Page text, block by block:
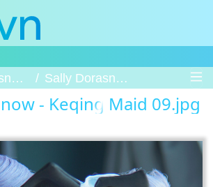
Sally Dorasnow - Keqing Maid 09
- Keqing Maid 09.jpg